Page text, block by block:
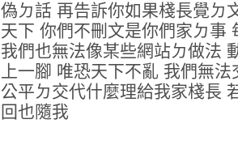
偽ㄉ話 再告訴你如果棧長覺ㄉ
天下 你們不刪文是你們家ㄉ事
我們也無法像某些網站ㄉ做法
上一腳 唯恐天下不亂 我們無
公平ㄉ交代什麼理給我家棧長
回也隨我